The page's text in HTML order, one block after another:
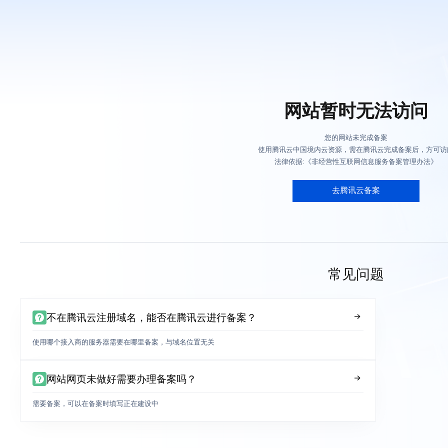
网站暂时无法访问
您的网站未完成备案
使用腾讯云中国境内云资源，需在腾讯云完成备案后，方可
法律依据:《非经营性互联网信息服务备案管理办法》
去腾讯云备案
常见问题
不在腾讯云注册域名，能否在腾讯云进行备案？
使用哪个接入商的服务器需要在哪里备案，与域名位置无关
网站网页未做好需要办理备案吗？
需要备案，可以在备案时填写正在建设中